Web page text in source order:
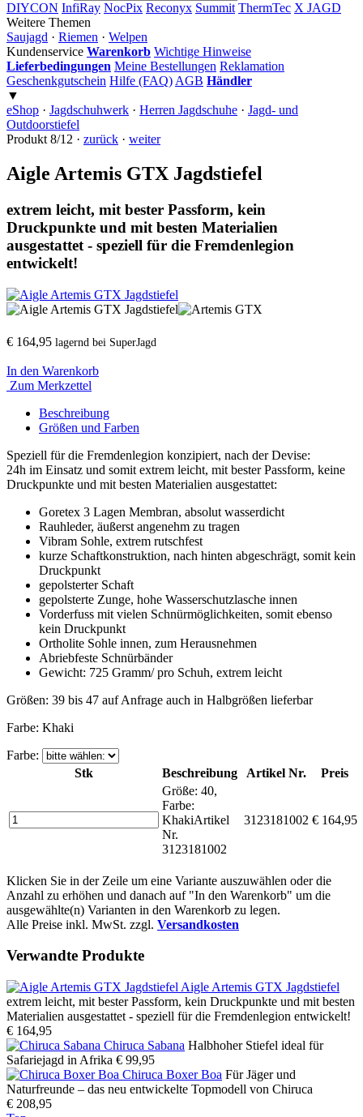
DIYCON InfiRay NocPix Reconyx Summit ThermTec X JAGD
Weitere Themen
Saujagd · Riemen · Welpen
Kundenservice Warenkorb Wichtige Hinweise
Lieferbedingungen Meine Bestellungen Reklamation
Geschenkgutschein Hilfe (FAQ) AGB Händler
▼
eShop · Jagdschuhwerk · Herren Jagdschuhe · Jagd- und
Outdoorstiefel
Produkt 8/12 · zurück · weiter
Aigle Artemis GTX Jagdstiefel
extrem leicht, mit bester Passform, kein
Druckpunkte und mit besten Materialien
ausgestattet - speziell für die Fremdenlegion
entwickelt!
€ 164,95 lagernd bei SuperJagd
In den Warenkorb
Zum Merkzettel
Beschreibung
Größen und Farben
Speziell für die Fremdenlegion konzipiert, nach der Devise:
24h im Einsatz und somit extrem leicht, mit bester Passform, keine
Druckpunkte und mit besten Materialien ausgestattet:
Goretex 3 Lagen Membran, absolut wasserdicht
Rauhleder, äußerst angenehm zu tragen
Vibram Sohle, extrem rutschfest
kurze Schaftkonstruktion, nach hinten abgeschrägt, somit kein
Druckpunkt
gepolsterter Schaft
gepolsterte Zunge, hohe Wasserschutzlasche innen
Vorderfuss mit vielen Schnürmöglichkeiten, somit ebenso
kein Druckpunkt
Ortholite Sohle innen, zum Herausnehmen
Abriebfeste Schnürbänder
Gewicht: 725 Gramm/ pro Schuh, extrem leicht
Größen: 39 bis 47 auf Anfrage auch in Halbgrößen lieferbar
Farbe: Khaki
Farbe:
Stk
Beschreibung Artikel Nr.
Preis
Größe: 40,
Farbe:
KhakiArtikel
Nr.
3123181002
3123181002 € 164,95
Klicken Sie in der Zeile um eine Variante auszuwählen oder die
Anzahl zu erhöhen und danach auf "In den Warenkorb" um die
ausgewählte(n) Varianten in den Warenkorb zu legen.
Alle Preise inkl. MwSt. zzgl. Versandkosten
Verwandte Produkte
Aigle Artemis GTX Jagdstiefel
extrem leicht, mit bester Passform, kein Druckpunkte und mit besten
Materialien ausgestattet - speziell für die Fremdenlegion entwickelt!
€ 164,95
Chiruca Sabana Halbhoher Stiefel ideal für
Safariejagd in Afrika € 99,95
Chiruca Boxer Boa Für Jäger und
Naturfreunde – das neu entwickelte Topmodell von Chiruca
€ 208,95